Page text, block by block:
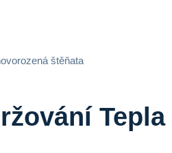
štěňata